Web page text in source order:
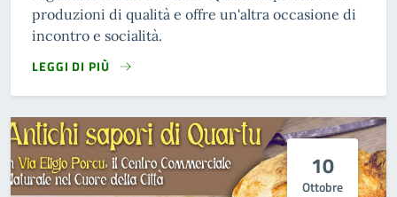
produzioni di qualità e offre un'altra occasione di
incontro e socialità.
LEGGI DI PIÙ
10
Ottobre